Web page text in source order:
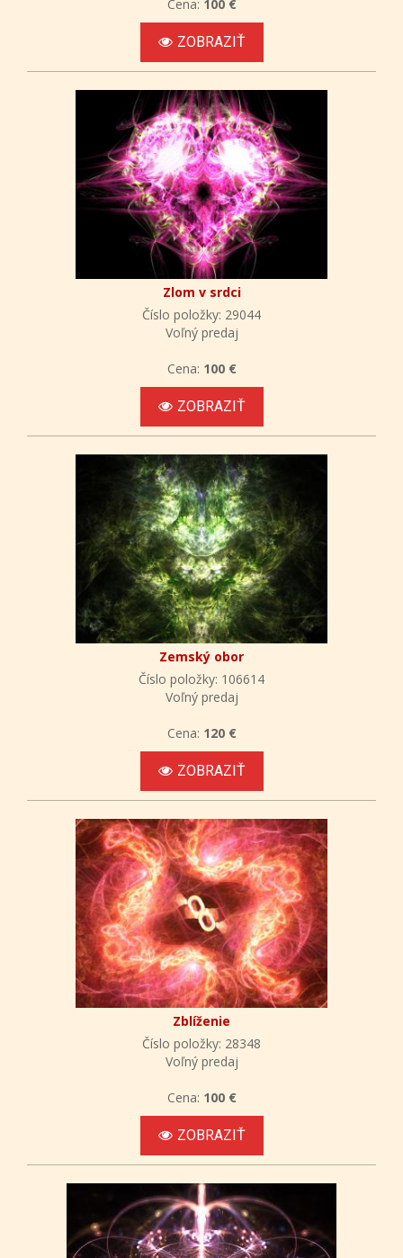
Cena: 100 €
ZOBRAZIŤ
Zlom v srdci
Číslo položky: 29044
Voľný predaj
Cena: 100 €
ZOBRAZIŤ
Zemský obor
Číslo položky: 106614
Voľný predaj
Cena: 120 €
ZOBRAZIŤ
Zblíženie
Číslo položky: 28348
Voľný predaj
Cena: 100 €
ZOBRAZIŤ